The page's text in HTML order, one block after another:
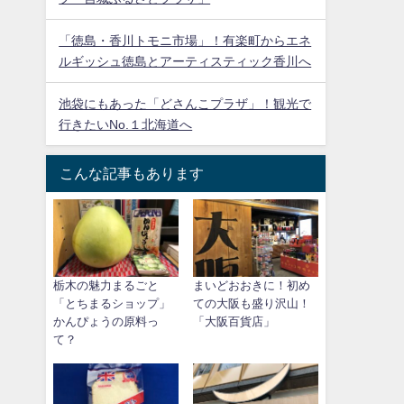
「徳島・香川トモニ市場」！有楽町からエネ
ルギッシュ徳島とアーティスティック香川へ
池袋にもあった「どさんこプラザ」！観光で
行きたいNo.１北海道へ
こんな記事もあります
栃木の魅力まるごと
「とちまるショップ」
かんぴょうの原料っ
て？
まいどおおきに！初め
ての大阪も盛り沢山！
「大阪百貨店」